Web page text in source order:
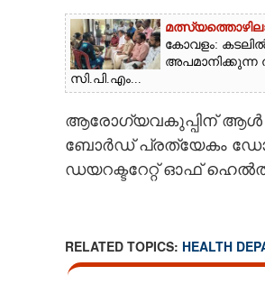
കോവളം:
അപമാനിക്കുന്ന
സി.പി.എം...
ആരോഗ്യവകുപ്പിന് ആൾ
ബോർഡ് പ്രത്യേകം
ഡയറക്ടറേറ്റ് ഓഫ്
RELATED TOPICS: HEALTH